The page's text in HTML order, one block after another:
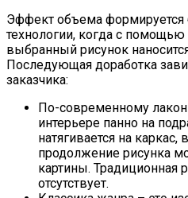
Эффект объема формируется
технологии, когда с
выбранный рисунок
Последующая доработка
заказчика:
По-современному
интерьере панно на
натягивается на каркас,
продолжение рисунка
картины. Традиционная
отсутствует.